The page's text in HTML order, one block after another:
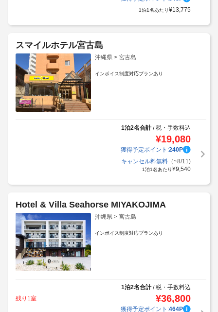
1泊1名あたり¥13,775
スマイルホテル宮古島
沖縄県 > 宮古島
インボイス制度対応プランあり
1泊2名合計/税・手数料込
¥19,080
獲得予定ポイント:240P
キャンセル料無料（~8/11)
1泊1名あたり¥9,540
Hotel & Villa Seahorse MIYAKOJIMA
沖縄県 > 宮古島
インボイス制度対応プランあり
1泊2名合計/税・手数料込
残り1室
¥36,800
獲得予定ポイント:464P